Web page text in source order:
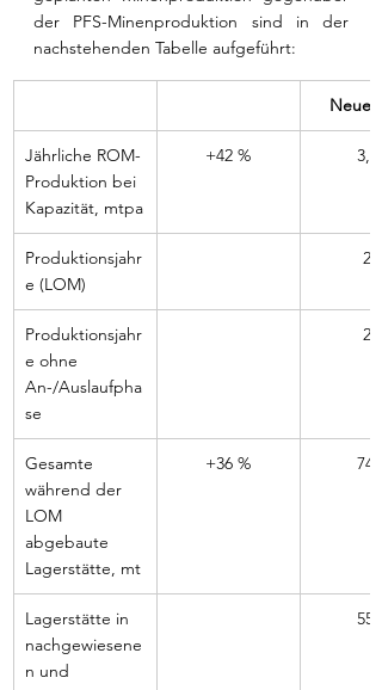
der PFS-Minenproduktion sind in der
nachstehenden Tabelle aufgeführt:
Neuer
Jährliche ROM-
Produktion bei
Kapazität, mtpa
+42 % 3,20
Produktionsjahr
e (LOM)
26
Produktionsjahr
e ohne
An-/Auslaufpha
se
21
Gesamte
während der
LOM
abgebaute
Lagerstätte, mt
+36 % 74,0
Lagerstätte in
nachgewiesene
n und
55,0